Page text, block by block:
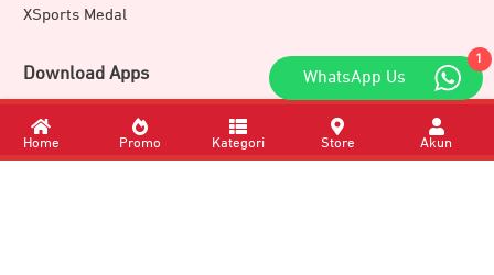
XSports Medal
Download Apps
1
WhatsApp Us
Home Promo Kategori Store Akun